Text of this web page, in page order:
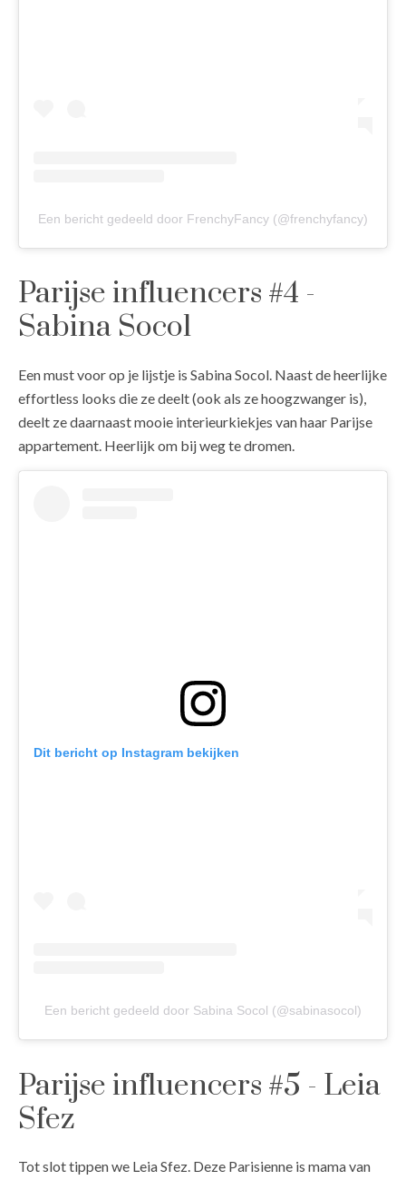
Een bericht gedeeld door FrenchyFancy (@frenchyfancy)
Parijse influencers #4 -
Sabina Socol
Een must voor op je lijstje is Sabina Socol. Naast de heerlijke
effortless looks die ze deelt (ook als ze hoogzwanger is),
deelt ze daarnaast mooie interieurkiekjes van haar Parijse
appartement. Heerlijk om bij weg te dromen.
Dit bericht op Instagram bekijken
Een bericht gedeeld door Sabina Socol (@sabinasocol)
Parijse influencers #5 - Leia
Sfez
Tot slot tippen we Leia Sfez. Deze Parisienne is mama van